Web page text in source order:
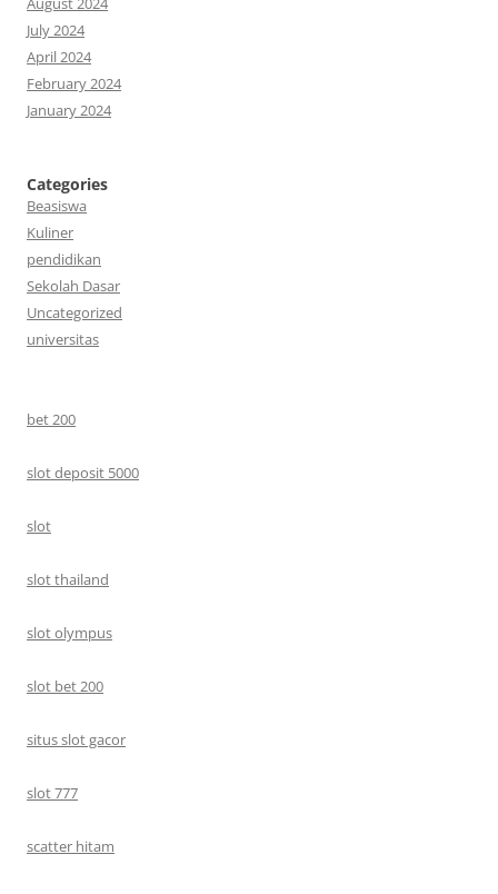
July 2024
April 2024
February 2024
January 2024
Categories
Beasiswa
Kuliner
pendidikan
Sekolah Dasar
Uncategorized
universitas
bet 200
slot deposit 5000
slot
slot thailand
slot olympus
slot bet 200
situs slot gacor
slot 777
scatter hitam